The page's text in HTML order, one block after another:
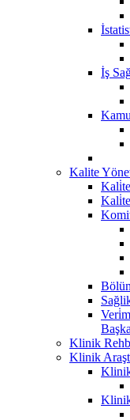
İş
Kalite
Klinik
Klinik